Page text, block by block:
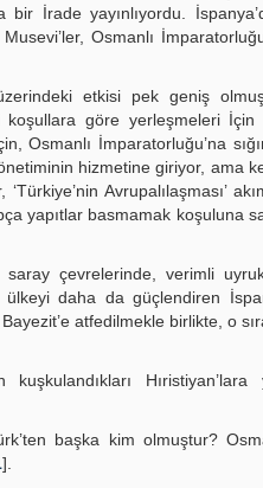
İrade yayınlıyordu.
Osmanlı
etkisi pek geniş
koşullara göre yerleşmeleri İçin
Osmanlı İmparatorluğu’na
hizmetine giriyor, ama
Avrupalılaşması’
yapıtlar basmamak koşuluna
saray çevrelerinde, verimli
ülkeyi daha da güçlendiren
atfedilmekle birlikte, o
Hıristiyan’lara
başka kim olmuştur?
].